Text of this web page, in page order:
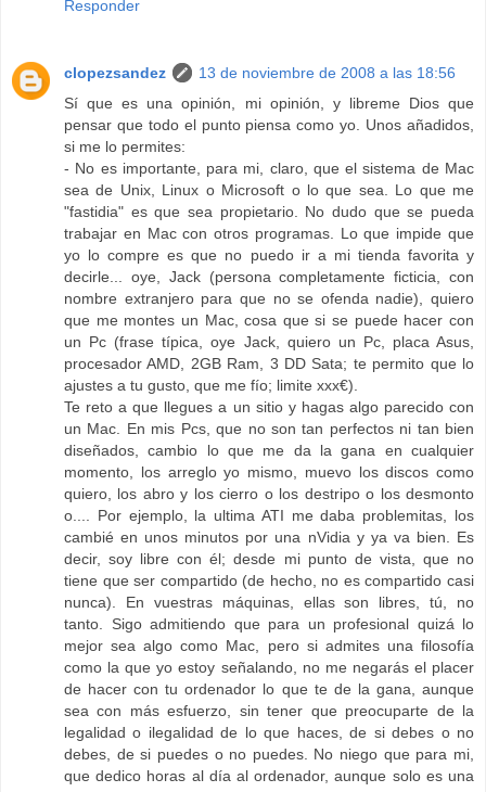
Responder
clopezsandez
13 de noviembre de 2008 a las 18:56
Sí que es una opinión, mi opinión, y libreme Dios que
pensar que todo el punto piensa como yo. Unos añadidos,
si me lo permites:
- No es importante, para mi, claro, que el sistema de Mac
sea de Unix, Linux o Microsoft o lo que sea. Lo que me
"fastidia" es que sea propietario. No dudo que se pueda
trabajar en Mac con otros programas. Lo que impide que
yo lo compre es que no puedo ir a mi tienda favorita y
decirle... oye, Jack (persona completamente ficticia, con
nombre extranjero para que no se ofenda nadie), quiero
que me montes un Mac, cosa que si se puede hacer con
un Pc (frase típica, oye Jack, quiero un Pc, placa Asus,
procesador AMD, 2GB Ram, 3 DD Sata; te permito que lo
ajustes a tu gusto, que me fío; limite xxx€).
Te reto a que llegues a un sitio y hagas algo parecido con
un Mac. En mis Pcs, que no son tan perfectos ni tan bien
diseñados, cambio lo que me da la gana en cualquier
momento, los arreglo yo mismo, muevo los discos como
quiero, los abro y los cierro o los destripo o los desmonto
o.... Por ejemplo, la ultima ATI me daba problemitas, los
cambié en unos minutos por una nVidia y ya va bien. Es
decir, soy libre con él; desde mi punto de vista, que no
tiene que ser compartido (de hecho, no es compartido casi
nunca). En vuestras máquinas, ellas son libres, tú, no
tanto. Sigo admitiendo que para un profesional quizá lo
mejor sea algo como Mac, pero si admites una filosofía
como la que yo estoy señalando, no me negarás el placer
de hacer con tu ordenador lo que te de la gana, aunque
sea con más esfuerzo, sin tener que preocuparte de la
legalidad o ilegalidad de lo que haces, de si debes o no
debes, de si puedes o no puedes. No niego que para mi,
que dedico horas al día al ordenador, aunque solo es una